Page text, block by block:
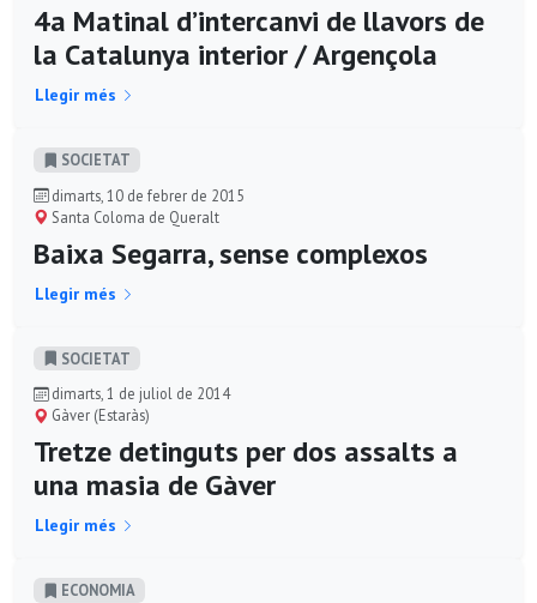
4a Matinal d’intercanvi de llavors de
la Catalunya interior / Argençola
Llegir més
SOCIETAT
dimarts, 10 de febrer de 2015
Santa Coloma de Queralt
Baixa Segarra, sense complexos
Llegir més
SOCIETAT
dimarts, 1 de juliol de 2014
Gàver (Estaràs)
Tretze detinguts per dos assalts a
una masia de Gàver
Llegir més
ECONOMIA